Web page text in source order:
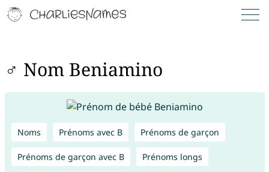
♂ Nom Beniamino
Noms Prénoms avec B Prénoms de garçon
Prénoms de garçon avec B Prénoms longs